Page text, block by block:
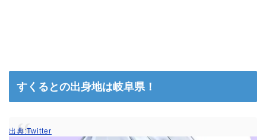
すくるとの出身地は岐阜県！
出典:Twitter